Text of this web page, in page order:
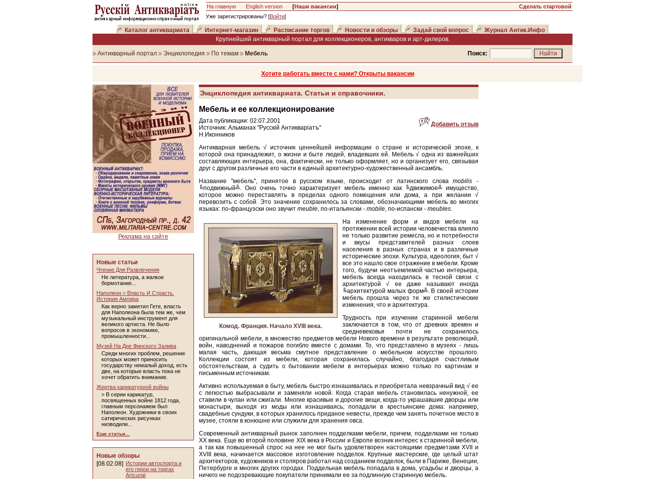
На главную English version [Наши вакансии]
Уже зарегистрированы? [Войти]
Сделать стартовой
Каталог антиквариата Интернет-магазин Расписание торгов Новости и обзоры Задай свой вопрос
Журнал Антик.Инфо
Крупнейший антикварный портал для коллекционеров, антикваров и арт-дилеров.
Антикварный портал Энциклопедия По темам Мебель Поиск:
Хотите работать вместе с нами? Открыты вакансии
Реклама на сайте
Новые статьи
Чтение Для Развлечения
Не литература, а жалкое
бормотание...
Наполеон ≈ Власть И Страсть.
История Ампира
Как верно заметил Гете, власть
для Наполеона была тем же, чем
музыкальный инструмент для
великого артиста. Не было
вопросов в экономике,
промышленности...
Музей На Дне Финского Залива
Среди многих проблем, решение
которых может приносить
государству немалый доход, есть
две, на которые власть пока не
хочет обратить внимание.
Жертва карикатурной войны
> В серии карикатур,
посвященных войне 1812 года,
главным персонажем был
Наполеон. Художники в своих
сатирических рисунках
низводили...
Еще статьи...
Новые обзоры
[08.02.08] Истории автоспорта и
его герои на торгах
Artcurial
Энциклопедия антиквариата. Статьи и справочники.
Мебель и ее коллекционирование
Дата публикации: 02.07.2001
Источник: Альманах "Русскiй Антикварiатъ"
Н.Иконников
Добавить отзыв
Антикварная мебель √ источник ценнейшей информации о стране и исторической эпохе, к
которой она принадлежит, о жизни и быте людей, владевших ей. Мебель √ одна из важнейших
составляющих интерьера, она, фактически, не только оформляет, но и организует его, связывая
друг с другом различные его части в единый архитектурно-художественный ансамбль.
Название "мебель", принятое в русском языке, происходит от латинского словаmobilis -
╚подвижный╩. Оно очень точно характеризует мебель именно как ╚движимое╩ имущество,
которое можно переставлять в пределах одного помещения или дома, а при желании √
перевозить с собой. Это значение сохранилось за словами, обозначающими мебель во многих
языках: по-французски оно звучит meuble, по-итальянски - mobile, по-испански - meubles.
Комод. Франция. Начало XVIII века.
На изменение форм и видов мебели на
протяжении всей истории человечества влияло
не только развитие ремесла, но и потребности
и вкусы представителей разных слоев
населения в разных странах и в различные
исторические эпохи. Культура, идеология, быт √
все это нашло свое отражение в мебели. Кроме
того, будучи неотъемлемой частью интерьера,
мебель всегда находилась в тесной связи с
архитектурой √ ее даже называют иногда
╚архитектурой малых форм╩. В своей истории
мебель прошла через те же стилистические
изменения, что и архитектура.
Трудность при изучении старинной мебели
заключается в том, что от древних времен и
средневековья почти не сохранилось
оригинальной мебели, в множество предметов мебели Нового времени в результате революций,
войн, наводнений и пожаров погибло вместе с домами. То, что представлено в музеях - лишь
малая часть, дающая весьма смутное представление о мебельном искусстве прошлого.
Коллекции состоят из мебели, которая сохранилась случайно, благодаря счастливым
обстоятельствам, а судить о бытовании мебели в интерьерах можно только по картинам и
письменным источникам.
Активно используемая в быту, мебель быстро изнашивалась и приобретала невзрачный вид √ ее
с легкостью выбрасывали и заменяли новой. Когда старая мебель становилась ненужной, ее
ставили в чулан или сжигали. Многие красивые и дорогие вещи, когда-то украшавшие дворцы или
монастыри, выходя из моды или изнашиваясь, попадали в крестьянские дома: например,
свадебные сундуки, в которых хранилось приданое невесты, прежде чем занять почетное место в
музее, стояли в конюшне или служили для хранения овса.
Современный антикварный рынок заполнен подделками мебели, причем, подделками не только
XX века. Еще во второй половине XIX века в России и Европе возник интерес к старинной мебели,
а так как повышенный спрос на нее не мог быть удовлетворен настоящими предметами XVII и
XVIII века, начинается массовое изготовление подделок. Крупные мастерские, где целый штат
архитекторов, художников и столяров работал над созданием подделок, были в Париже, Венеции,
Петербурге и многих других городах. Поддельная мебель попадала в дома, усадьбы и дворцы, а
ничего не подозревающие покупатели принимали ее за подлинную старинную мебель.